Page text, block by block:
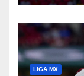
LIGA MX